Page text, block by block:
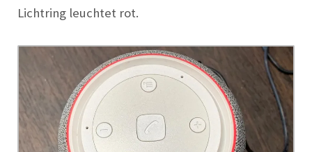
Lichtring leuchtet rot.